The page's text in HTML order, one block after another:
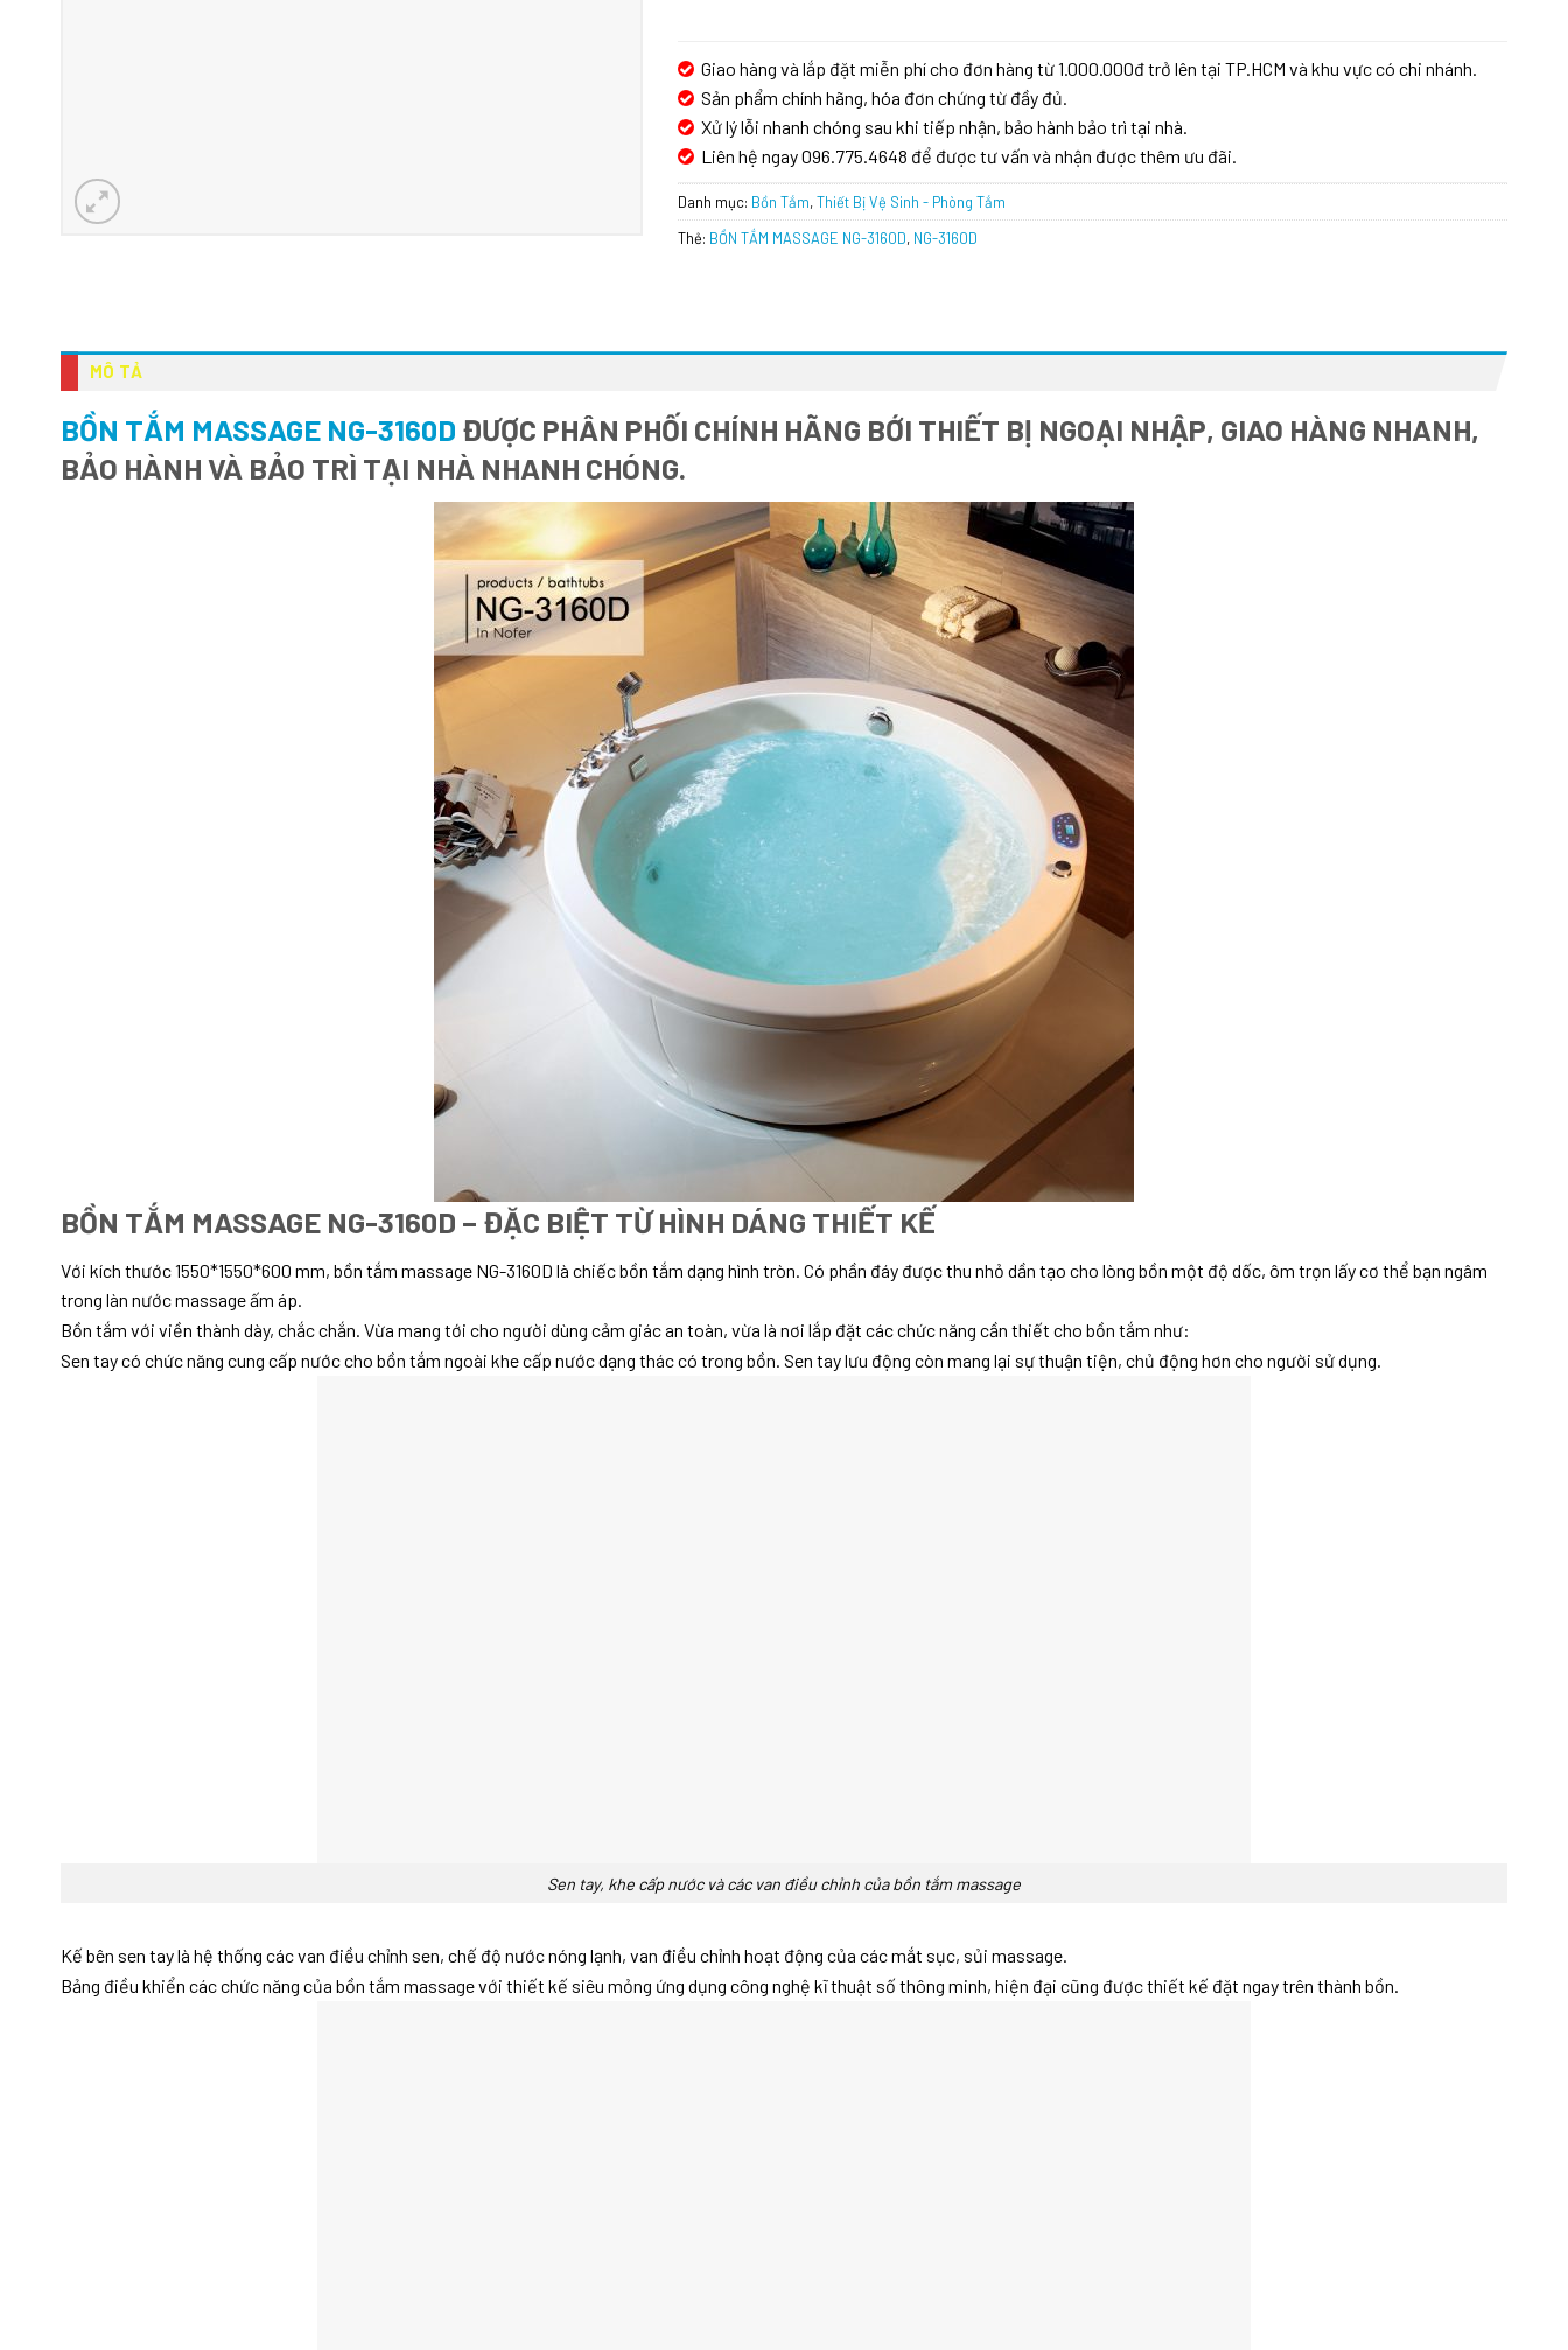
Giao hàng và lắp đặt miễn phí cho đơn hàng từ 1.000.000đ trở lên tại TP.HCM và khu vực có chi nhánh.
Sản phẩm chính hãng, hóa đơn chứng từ đầy đủ.
Xử lý lỗi nhanh chóng sau khi tiếp nhận, bảo hành bảo trì tại nhà.
Liên hệ ngay 096.775.4648 để được tư vấn và nhận được thêm ưu đãi.
Danh mục: Bồn Tắm,Thiết Bị Vệ Sinh - Phòng Tắm
Thẻ: BỒN TẮM MASSAGE NG-3160D, NG-3160D
MÔ TẢ
BỒN TẮM MASSAGE NG-3160D ĐƯỢC PHÂN PHỐI CHÍNH HÃNG BỚI THIẾT BỊ NGOẠI NHẬP, GIAO HÀNG NHANH,
BẢO HÀNH VÀ BẢO TRÌ TẠI NHÀ NHANH CHÓNG.
BỒN TẮM MASSAGE NG-3160D – ĐẶC BIỆT TỪ HÌNH DÁNG THIẾT KẾ
Với kích thước 1550*1550*600 mm, bồn tắm massage NG-3160D là chiếc bồn tắm dạng hình tròn. Có phần đáy được thu nhỏ dần tạo cho lòng bồn một độ dốc, ôm trọn lấy cơ thể bạn ngâm
trong làn nước massage ấm áp.
Bồn tắm với viền thành dày, chắc chắn. Vừa mang tới cho người dùng cảm giác an toàn, vừa là nơi lắp đặt các chức năng cần thiết cho bồn tắm như:
Sen tay có chức năng cung cấp nước cho bồn tắm ngoài khe cấp nước dạng thác có trong bồn. Sen tay lưu động còn mang lại sự thuận tiện, chủ động hơn cho người sử dụng.
Sen tay, khe cấp nước và các van điều chỉnh của bồn tắm massage
Kế bên sen tay là hệ thống các van điều chỉnh sen, chế độ nước nóng lạnh, van điều chỉnh hoạt động của các mắt sục, sủi massage.
Bảng điều khiển các chức năng của bồn tắm massage với thiết kế siêu mỏng ứng dụng công nghệ kĩ thuật số thông minh, hiện đại cũng được thiết kế đặt ngay trên thành bồn.